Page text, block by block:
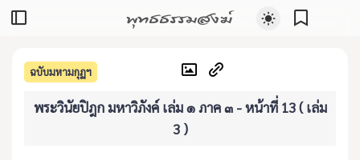
พุทธธรรมสงฆ์
ฉบับมหามกุฏฯ
พระวินัยปิฎก มหาวิภังค์ เล่ม ๑ ภาค ๓ - หน้าที่ 13 ( เล่ม
3 )